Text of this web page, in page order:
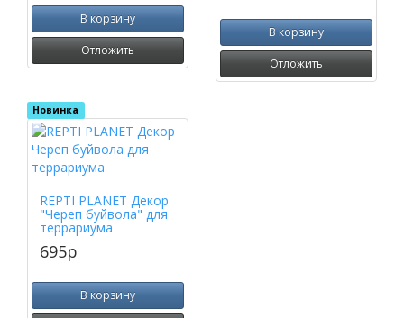
В корзину
Отложить
В корзину
Отложить
Новинка
REPTI PLANET Декор
"Череп буйвола" для
террариума
695p
В корзину